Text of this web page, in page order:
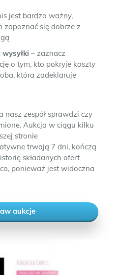
jest bardzo ważny,
zapoznać się dobrze z
– zaznacz
o tym, kto pokryje koszty
która zadeklaruje
nasz zespół sprawdzi czy
Aukcja w ciągu kilku
stronie
trwają 7 dni, kończą
składanych ofert
ponieważ jest widoczna
aukcje